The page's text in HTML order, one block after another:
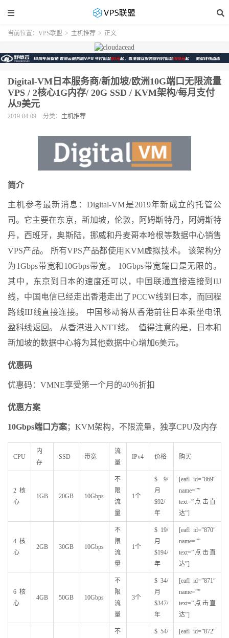
当前位置： VPS联盟 > 主机推荐 > 正文
Digital-VM日本服务商/新加坡/欧洲10G端口无限流量
VPS / 2核心1G内存/ 20G SSD / KVM架构/每月支付
从9美元
2019-04-09 分类： 主机推荐
简介
主机参考最新消息：Digital-VM是2019年新成立的托管公
司。它主要在东京，新加坡，伦敦，阿姆斯特丹，阿姆斯特
丹，西班牙，奥斯陆，挪威和丹麦哥本哈根等数据中心销售
VPS产品。 所有VPS产品都使用KVM虚拟技术。 该架构分
为1Gbps带宽和10Gbps带宽。 10Gbps带宽端口是无限的。
其中，东京到日本的速度还可以，中国联通直接连接到IIJ
线，中国电信已经走出香港走出了PCCW线到日本，而回程
路线IIJ线直接连接。 中国移动将从香港前往日本乘坐电讯
盈科线返回。 从香港进入NTT线。 值得注意的是，日本和
新加坡的数据中心将为其他数据中心增加6美元。
优惠码
优惠码：VMNE享受第一个月的40％折扣
优惠方案
10Gbps端口方案；KVM架构，不限流量，独享CPU及内存
CPU
内
存
SSD 带宽
流
量
IPv4 价格 购买
2核
心
1GB 20GB 10Gbps
不
限
流
量
1个
$ 9/
月
$92/
年
[eafl id=”869″
name=””
text=”点击直
达”]
4核
心
2GB 30GB 10Gbps
不
限
流
量
1个
$ 19/
月
$194/
年
[eafl id=”870″
name=””
text=”点击直
达”]
6核
心
4GB 50GB 10Gbps
不
限
流
量
3个
$ 34/
月
$347/
年
[eafl id=”871″
name=””
text=”点击直
达”]
不
$ 54/
[eafl id=”872″